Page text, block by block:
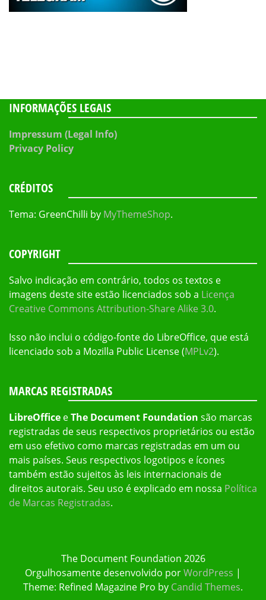
INFORMAÇÕES LEGAIS
Impressum (Legal Info)
Privacy Policy
CRÉDITOS
Tema: GreenChilli by MyThemeShop.
COPYRIGHT
Salvo indicação em contrário, todos os textos e
imagens deste site estão licenciados sob a Licença
Creative Commons Attribution-Share Alike 3.0.
Isso não inclui o código-fonte do LibreOffice, que está
licenciado sob a Mozilla Public License (MPLv2).
MARCAS REGISTRADAS
LibreOffice eThe Document Foundation são marcas
registradas de seus respectivos proprietários ou estão
em uso efetivo como marcas registradas em um ou
mais países. Seus respectivos logotipos e ícones
também estão sujeitos às leis internacionais de
direitos autorais. Seu uso é explicado em nossa Política
de Marcas Registradas.
The Document Foundation 2026
Orgulhosamente desenvolvido porWordPress |
Theme: Refined Magazine Pro by Candid Themes.